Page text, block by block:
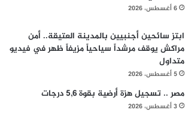
6 أغسطس، 2026
ابتز سائحين أجنبيين بالمدينة العتيقة.. أمن
مراكش يوقف مرشداً سياحياً مزيفاً ظهر في فيديو
متداول
5 أغسطس، 2026
مصر .. تسجيل هزة أرضية بقوة 5,6 درجات
3 أغسطس، 2026